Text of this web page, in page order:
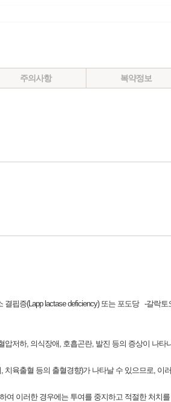
주의사항 복약정보
핍증(Lapp lactase deficiency) 또는 포도당 ‑갈락
저하, 의식장애, 호흡곤란, 발진 등의 증상이 나타
육출혈 등의 출혈경향)가 나타날 수 있으므로, 이
여 이러한 경우에는 투여를 중지하고 적절한 처치